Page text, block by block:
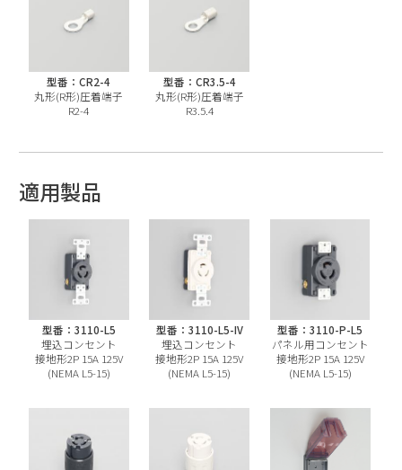
型番：CR2-4
丸形(R形)圧着端子
R2-4
型番：CR3.5-4
丸形(R形)圧着端子
R3.5.4
適用製品
型番：3110-L5
埋込コンセント
接地形2P 15A 125V
(NEMA L5-15)
型番：3110-L5-IV
埋込コンセント
接地形2P 15A 125V
(NEMA L5-15)
型番：3110-P-L5
パネル用コンセント
接地形2P 15A 125V
(NEMA L5-15)